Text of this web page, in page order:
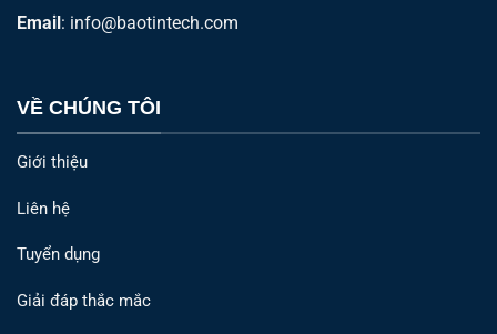
Email: info@baotintech.com
VỀ CHÚNG TÔI
Giới thiệu
Liên hệ
Tuyển dụng
Giải đáp thắc mắc